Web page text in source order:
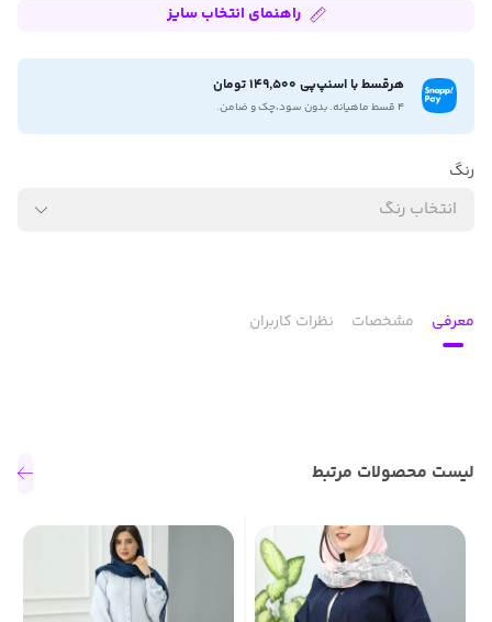
راهنمای انتخاب سایز
هرقسط با اسنپ‌پی 149,500 تومان
۴ قسط ماهیانه. بدون سود،چک و ضامن.
رنگ
انتخاب رنگ
معرفی مشخصات نظرات کاربران
لیست محصولات مرتبط